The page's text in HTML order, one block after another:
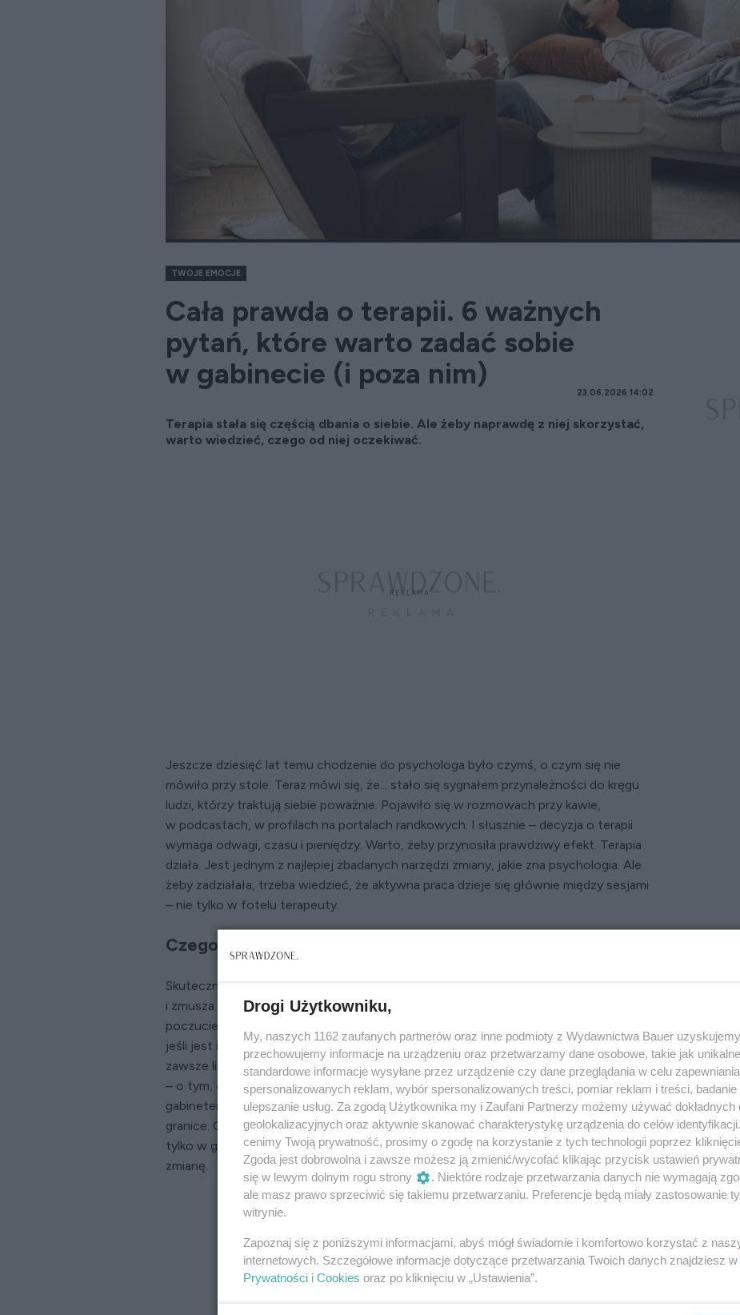
TWOJE EMOCJE
Cała prawda o terapii. 6 ważnych
pytań, które warto zadać sobie
w gabinecie (i poza nim)
23.06.2026 14:02
Terapia stała się częścią dbania o siebie. Ale żeby naprawdę z niej skorzystać,
warto wiedzieć, czego od niej oczekiwać.
Jeszcze dziesięć lat temu chodzenie do psychologa było czymś, o czym się nie
mówiło przy stole. Teraz mówi się, że... stało się sygnałem przynależności do kręgu
ludzi, którzy traktują siebie poważnie. Pojawiło się w rozmowach przy kawie,
w podcastach, w profilach na portalach randkowych. I słusznie – decyzja o terapii
wymaga odwagi, czasu i pieniędzy. Warto, żeby przynosiła prawdziwy efekt. Terapia
działa. Jest jednym z najlepiej zbadanych narzędzi zmiany, jakie zna psychologia. Ale
żeby zadziałała, trzeba wiedzieć, że aktywna praca dzieje się głównie między sesjami
– nie tylko w fotelu terapeuty.
Czego terapia naprawdę wymaga
Skuteczna terapia jest wymagająca – dotyka miejsc, których wolelibyśmy nie tykać,
i zmusza do konfrontacji z przekonaniami, które przez lata dawały nam złudne
poczucie bezpieczeństwa. Wywraca opowieści snute o sobie i innych. Pyta: a co,
jeśli jest inaczej? Pytanie bywa niewygodne. Ale właśnie z tej niewygody, powoli i nie
zawsze liniowo, rośnie zmiana. Psychoterapeuci mówią o transferze do codzienności
– o tym, czy to, co odkrywasz na sesji, zmienia sposób funkcjonowania poza
gabinetem. Czy inaczej reagujesz w trudnych rozmowach. Czy łatwiej stawiasz
granice. Czy lepiej traktujesz siebie, kiedy coś nie wychodzi. Terapia, która zostaje
tylko w gabinecie, przynosi ulgę. Terapia, która wychodzi razem z tobą, przynosi
zmianę.
Drogi Użytkowniku,
My, naszych 1162 zaufanych partnerów oraz inne podmioty z Wydawnictwa Bauer
przechowujemy informacje na urządzeniu oraz przetwarzamy dane osobowe, takie jak
standardowe informacje wysyłane przez urządzenie czy dane przeglądania w celu zapewniania
spersonalizowanych reklam, wybór spersonalizowanych treści, pomiar reklam i treści, badanie
ulepszanie usług. Za zgodą Użytkownika my i Zaufani Partnerzy możemy używać dokładnych
geolokalizacyjnych oraz aktywnie skanować charakterystykę urządzenia do celów
cenimy Twoją prywatność, prosimy o zgodę na korzystanie z tych technologii poprzez
Zgoda jest dobrowolna i zawsze możesz ją zmienić/wycofać klikając przycisk ustawień
się w lewym dolnym rogu strony
. Niektóre rodzaje przetwarzania danych nie wymagają
ale masz prawo sprzeciwić się takiemu przetwarzaniu. Preferencje będą miały zastosowanie
witrynie.
Zapoznaj się z poniższymi informacjami, abyś mógł świadomie i komfortowo korzystać z
internetowych. Szczegółowe informacje dotyczące przetwarzania Twoich danych znajdziesz w
Prywatności i Cookies oraz po kliknięciu w „Ustawienia”.